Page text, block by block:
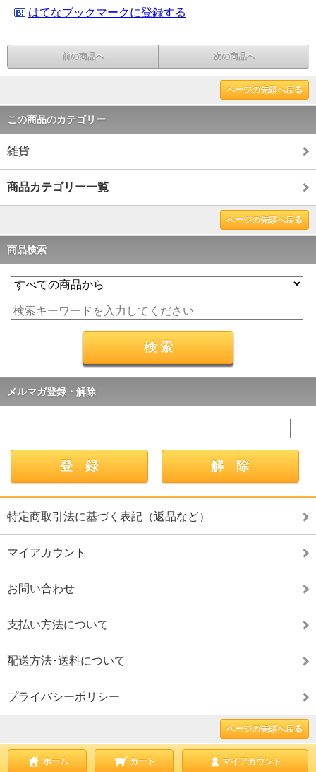
はてなブックマークに登録する
前の商品へ 次の商品へ
ページの先頭へ戻る
この商品のカテゴリー
雑貨
商品カテゴリー一覧
ページの先頭へ戻る
商品検索
メルマガ登録・解除
特定商取引法に基づく表記（返品など）
マイアカウント
お問い合わせ
支払い方法について
配送方法･送料について
プライバシーポリシー
ページの先頭へ戻る
ホーム カート マイアカウント